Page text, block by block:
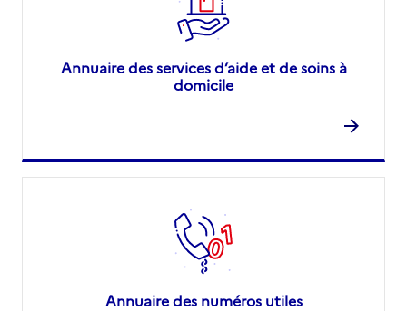
Annuaire des services d’aide et de soins à
domicile
Annuaire des numéros utiles